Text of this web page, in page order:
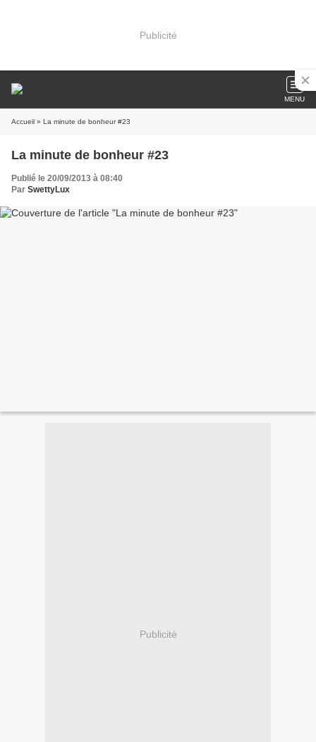
Publicité
MENU
Accueil » La minute de bonheur #23
La minute de bonheur #23
Publié le 20/09/2013 à 08:40
Par SwettyLux
Publicité